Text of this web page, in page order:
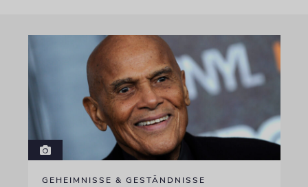
GEHEIMNISSE & GESTÄNDNISSE